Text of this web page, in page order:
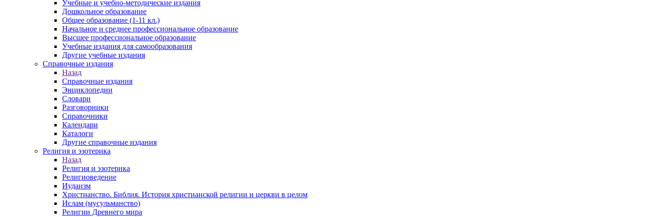
Учебные и учебно-методические издания
Дошкольное образование
Общее образование (1-11 кл.)
Начальное и среднее профессиональное образование
Высшее профессиональное образование
Учебные издания для самообразования
Другие учебные издания
Справочные издания
Назад
Справочные издания
Энциклопедии
Словари
Разговорники
Справочники
Календари
Каталоги
Другие справочные издания
Религия и эзотерика
Назад
Религия и эзотерика
Религиоведение
Иудаизм
Христианство. Библия. История христианской религии и церкви в целом
Ислам (мусульманство)
Религии Древнего мира